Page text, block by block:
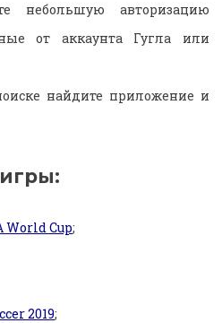
небольшую авторизацию
от аккаунта Гугла или
найдите приложение и
World Cup;
2019;